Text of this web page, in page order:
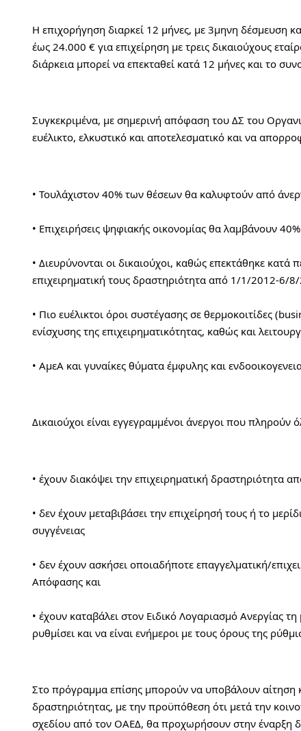
Η επιχορήγηση διαρκεί 12 μήνες, με 3μηνη δέσμευση
έως 24.000 € για επιχείρηση με τρεις δικαιούχους
διάρκεια μπορεί να επεκταθεί κατά 12 μήνες και το
Συγκεκριμένα, με σημερινή απόφαση του ΔΣ του
ευέλικτο, ελκυστικό και αποτελεσματικό και να
• Τουλάχιστον 40% των θέσεων θα καλυφτούν από
• Επιχειρήσεις ψηφιακής οικονομίας θα λαμβάνουν
• Διευρύνονται οι δικαιούχοι, καθώς επεκτάθηκε
επιχειρηματική τους δραστηριότητα από 1/1/2012-
• Πιο ευέλικτοι όροι συστέγασης σε θερμοκοιτίδες
ενίσχυσης της επιχειρηματικότητας, καθώς και
• ΑμεΑ και γυναίκες θύματα έμφυλης και
Δικαιούχοι είναι εγγεγραμμένοι άνεργοι που πληρούν
• έχουν διακόψει την επιχειρηματική
• δεν έχουν μεταβιβάσει την επιχείρησή τους ή το
συγγένειας
• δεν έχουν ασκήσει οποιαδήποτε επαγγελματική/
Απόφασης και
• έχουν καταβάλει στον Ειδικό Λογαριασμό Ανεργίας
ρυθμίσει και να είναι ενήμεροι με τους όρους της
Στο πρόγραμμα επίσης μπορούν να υποβάλουν αίτηση
δραστηριότητας, με την προϋπόθεση ότι μετά την
σχεδίου από τον ΟΑΕΔ, θα προχωρήσουν στην έναρξη